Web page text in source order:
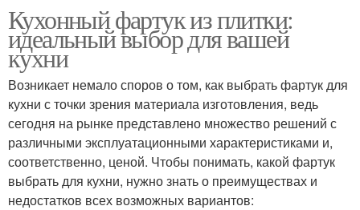
Кухонный фартук из плитки:
идеальный выбор для вашей
кухни
Возникает немало споров о том, как выбрать фартук для
кухни с точки зрения материала изготовления, ведь
сегодня на рынке представлено множество решений с
различными эксплуатационными характеристиками и,
соответственно, ценой. Чтобы понимать, какой фартук
выбрать для кухни, нужно знать о преимуществах и
недостатков всех возможных вариантов: